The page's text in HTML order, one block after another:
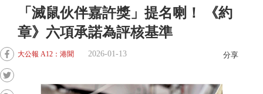
「滅鼠伙伴嘉許獎」提名喇！ 《約
章》六項承諾為評核基準
大公報 A12：港聞 2026-01-13 分享